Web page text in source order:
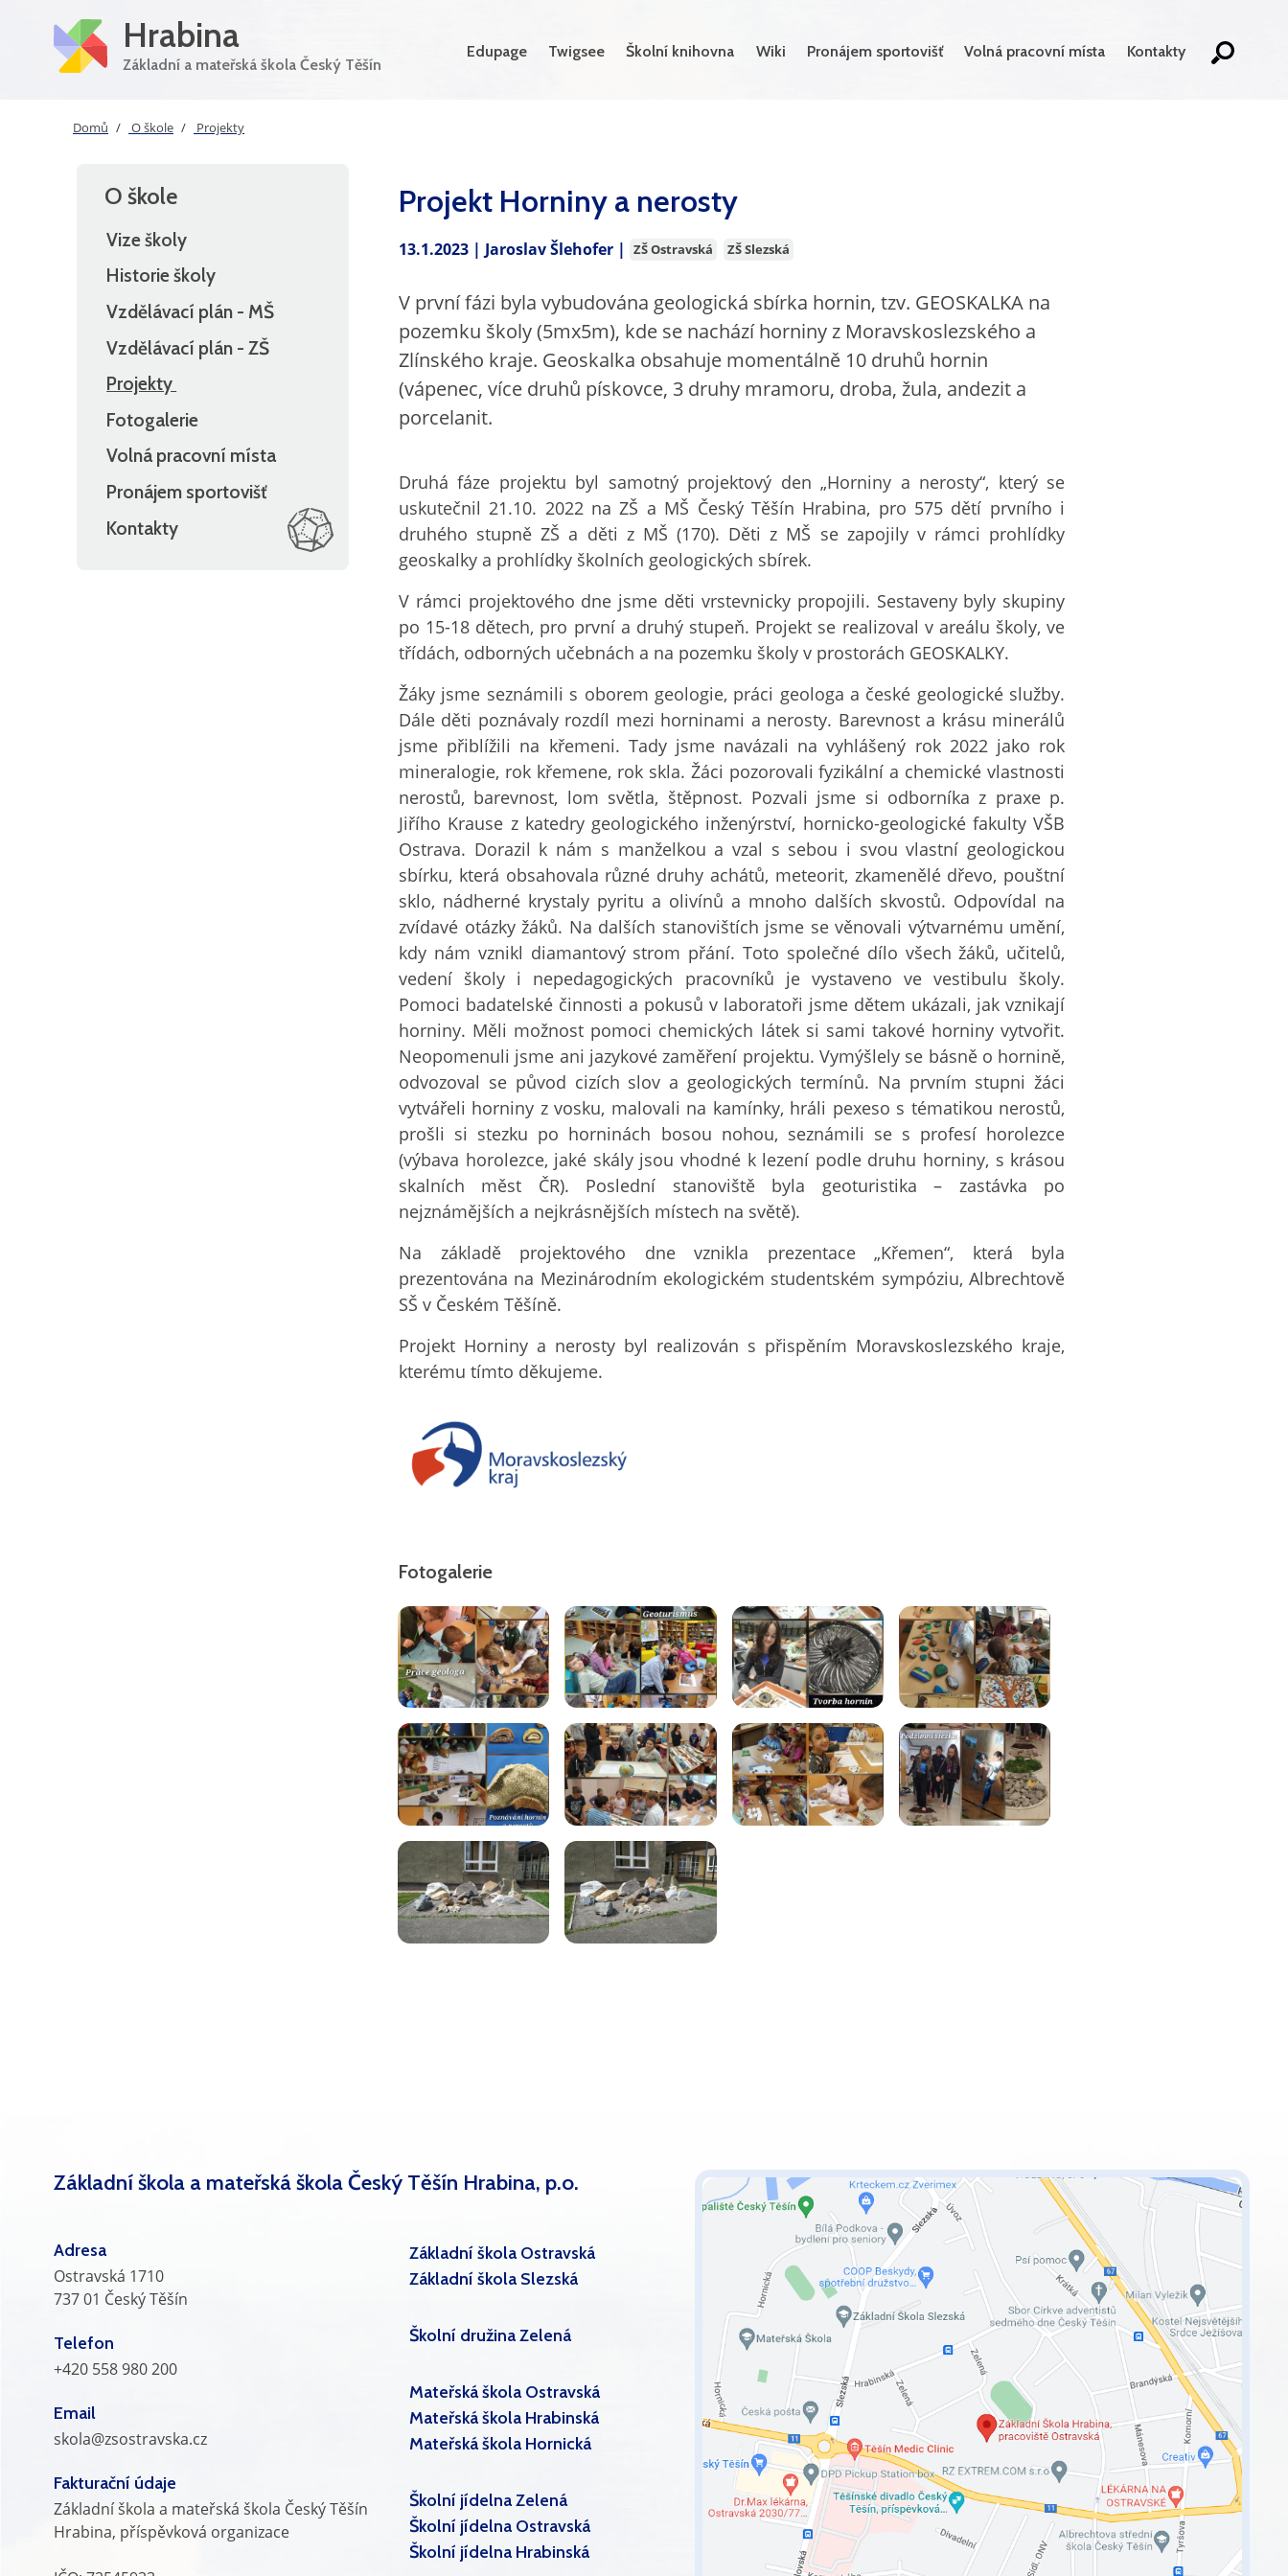
Hrabina
Základní a mateřská škola Český Těšín
Edupage Twigsee Školní knihovna Wiki Pronájem sportovišť Volná pracovní místa Kontakty
Domů O škole Projekty
O škole
Vize školy
Historie školy
Vzdělávací plán - MŠ
Vzdělávací plán - ZŠ
Projekty
Fotogalerie
Volná pracovní místa
Pronájem sportovišť
Kontakty
Projekt Horniny a nerosty
13.1.2023 | Jaroslav Šlehofer | ZŠ Ostravská ZŠ Slezská
V první fázi byla vybudována geologická sbírka hornin, tzv. GEOSKALKA na
pozemku školy (5mx5m), kde se nachází horniny z Moravskoslezského a
Zlínského kraje. Geoskalka obsahuje momentálně 10 druhů hornin
(vápenec, více druhů pískovce, 3 druhy mramoru, droba, žula, andezit a
porcelanit.
Druhá fáze projektu byl samotný projektový den „Horniny a nerosty“, který se
uskutečnil 21.10. 2022 na ZŠ a MŠ Český Těšín Hrabina, pro 575 dětí prvního i
druhého stupně ZŠ a děti z MŠ (170). Děti z MŠ se zapojily v rámci prohlídky
geoskalky a prohlídky školních geologických sbírek.
V rámci projektového dne jsme děti vrstevnicky propojili. Sestaveny byly skupiny
po 15-18 dětech, pro první a druhý stupeň. Projekt se realizoval v areálu školy, ve
třídách, odborných učebnách a na pozemku školy v prostorách GEOSKALKY.
Žáky jsme seznámili s oborem geologie, práci geologa a české geologické služby.
Dále děti poznávaly rozdíl mezi horninami a nerosty. Barevnost a krásu minerálů
jsme přiblížili na křemeni. Tady jsme navázali na vyhlášený rok 2022 jako rok
mineralogie, rok křemene, rok skla. Žáci pozorovali fyzikální a chemické vlastnosti
nerostů, barevnost, lom světla, štěpnost. Pozvali jsme si odborníka z praxe p.
Jiřího Krause z katedry geologického inženýrství, hornicko-geologické fakulty VŠB
Ostrava. Dorazil k nám s manželkou a vzal s sebou i svou vlastní geologickou
sbírku, která obsahovala různé druhy achátů, meteorit, zkamenělé dřevo, pouštní
sklo, nádherné krystaly pyritu a olivínů a mnoho dalších skvostů. Odpovídal na
zvídavé otázky žáků. Na dalších stanovištích jsme se věnovali výtvarnému umění,
kdy nám vznikl diamantový strom přání. Toto společné dílo všech žáků, učitelů,
vedení školy i nepedagogických pracovníků je vystaveno ve vestibulu školy.
Pomoci badatelské činnosti a pokusů v laboratoři jsme dětem ukázali, jak vznikají
horniny. Měli možnost pomoci chemických látek si sami takové horniny vytvořit.
Neopomenuli jsme ani jazykové zaměření projektu. Vymýšlely se básně o hornině,
odvozoval se původ cizích slov a geologických termínů. Na prvním stupni žáci
vytvářeli horniny z vosku, malovali na kamínky, hráli pexeso s tématikou nerostů,
prošli si stezku po horninách bosou nohou, seznámili se s profesí horolezce
(výbava horolezce, jaké skály jsou vhodné k lezení podle druhu horniny, s krásou
skalních měst ČR). Poslední stanoviště byla geoturistika – zastávka po
nejznámějších a nejkrásnějších místech na světě).
Na základě projektového dne vznikla prezentace „Křemen“, která byla
prezentována na Mezinárodním ekologickém studentském sympóziu, Albrechtově
SŠ v Českém Těšíně.
Projekt Horniny a nerosty byl realizován s přispěním Moravskoslezského kraje,
kterému tímto děkujeme.
Fotogalerie
Základní škola a mateřská škola Český Těšín Hrabina, p.o.
Adresa
Ostravská 1710
737 01 Český Těšín
Telefon
+420 558 980 200
Email
skola@zsostravska.cz
Fakturační údaje
Základní škola a mateřská škola Český Těšín
Hrabina, příspěvková organizace
Základní škola Ostravská
Základní škola Slezská
Školní družina Zelená
Mateřská škola Ostravská
Mateřská škola Hrabinská
Mateřská škola Hornická
Školní jídelna Zelená
Školní jídelna Ostravská
Školní jídelna Hrabinská